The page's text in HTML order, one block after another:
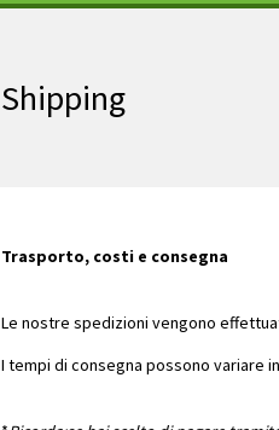
Shipping
Trasporto, costi e consegna
Le nostre spedizioni vengono
I tempi di consegna possono variare